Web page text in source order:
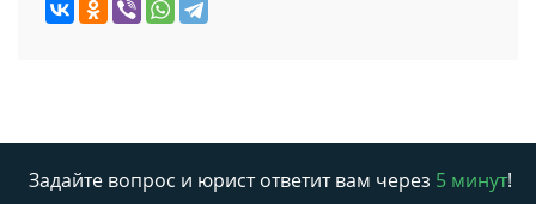
Задайте вопрос и юрист ответит вам через 5 минут!